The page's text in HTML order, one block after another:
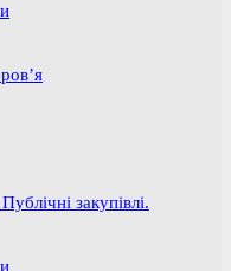
закупівлі.